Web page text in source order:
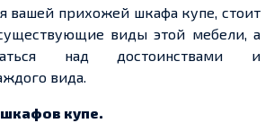
вашей прихожей шкафа купе, стоит
виды этой мебели, а
над достоинствами и
вида.
купе.